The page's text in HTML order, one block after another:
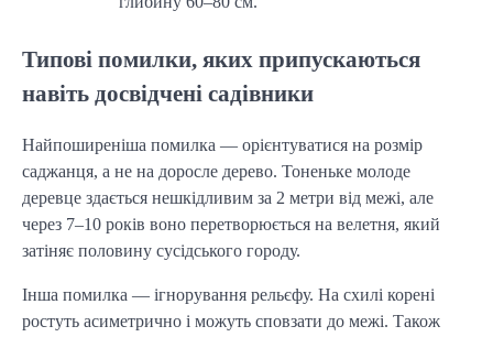
Типові помилки, яких припускаються
навіть досвідчені садівники
Найпоширеніша помилка — орієнтуватися на розмір
саджанця, а не на доросле дерево. Тоненьке молоде
деревце здається нешкідливим за 2 метри від межі, але
через 7–10 років воно перетворюється на велетня, який
затіняє половину сусідського городу.
Інша помилка — ігнорування рельєфу. На схилі корені
ростуть асиметрично і можуть сповзати до межі. Також